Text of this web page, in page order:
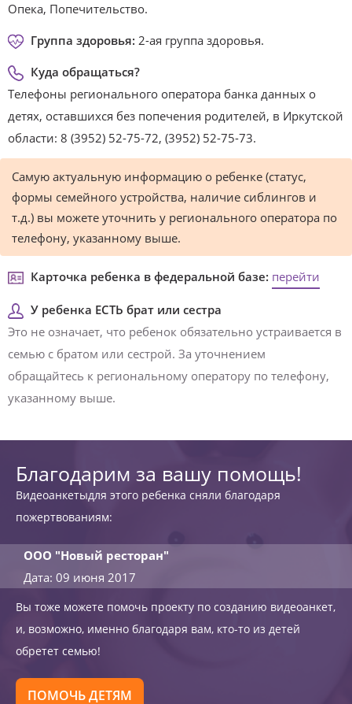
Опека, Попечительство.
Группа здоровья: 2-ая группа здоровья.
Куда обращаться?
Телефоны регионального оператора банка данных о
детях, оставшихся без попечения родителей, в Иркутской
области: 8 (3952) 52-75-72, (3952) 52-75-73.
Самую актуальную информацию о ребенке (статус,
формы семейного устройства, наличие сиблингов и
т.д.) вы можете уточнить у регионального оператора по
телефону, указанному выше.
Карточка ребенка в федеральной базе: перейти
У ребенка ЕСТЬ брат или сестра
Это не означает, что ребенок обязательно устраивается в
семью с братом или сестрой. За уточнением
обращайтесь к региональному оператору по телефону,
указанному выше.
Благодарим за вашу помощь!
Видеоанкетыдля этого ребенка сняли благодаря
пожертвованиям:
ООО "Новый ресторан"
Дата: 09 июня 2017
Вы тоже можете помочь проекту по созданию видеоанкет,
и, возможно, именно благодаря вам, кто-то из детей
обретет семью!
ПОМОЧЬ ДЕТЯМ